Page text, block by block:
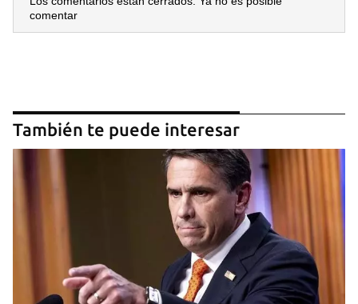
comentar
También te puede interesar